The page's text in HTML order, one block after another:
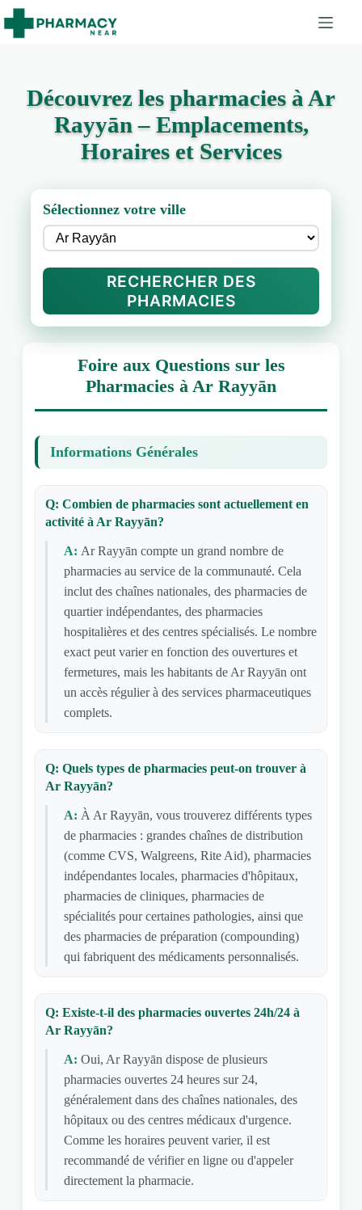
Découvrez les pharmacies à Ar
Rayyān – Emplacements,
Horaires et Services
Sélectionnez votre ville
RECHERCHER DES
PHARMACIES
Foire aux Questions sur les
Pharmacies à Ar Rayyān
Informations Générales
Q: Combien de pharmacies sont actuellement en
activité à Ar Rayyān?
A: Ar Rayyān compte un grand nombre de
pharmacies au service de la communauté. Cela
inclut des chaînes nationales, des pharmacies de
quartier indépendantes, des pharmacies
hospitalières et des centres spécialisés. Le nombre
exact peut varier en fonction des ouvertures et
fermetures, mais les habitants de Ar Rayyān ont
un accès régulier à des services pharmaceutiques
complets.
Q: Quels types de pharmacies peut-on trouver à
Ar Rayyān?
A: À Ar Rayyān, vous trouverez différents types
de pharmacies : grandes chaînes de distribution
(comme CVS, Walgreens, Rite Aid), pharmacies
indépendantes locales, pharmacies d'hôpitaux,
pharmacies de cliniques, pharmacies de
spécialités pour certaines pathologies, ainsi que
des pharmacies de préparation (compounding)
qui fabriquent des médicaments personnalisés.
Q: Existe-t-il des pharmacies ouvertes 24h/24 à
Ar Rayyān?
A: Oui, Ar Rayyān dispose de plusieurs
pharmacies ouvertes 24 heures sur 24,
généralement dans des chaînes nationales, des
hôpitaux ou des centres médicaux d'urgence.
Comme les horaires peuvent varier, il est
recommandé de vérifier en ligne ou d'appeler
directement la pharmacie.